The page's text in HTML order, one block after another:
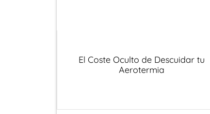
El Coste Oculto de Descuidar tu
Aerotermia